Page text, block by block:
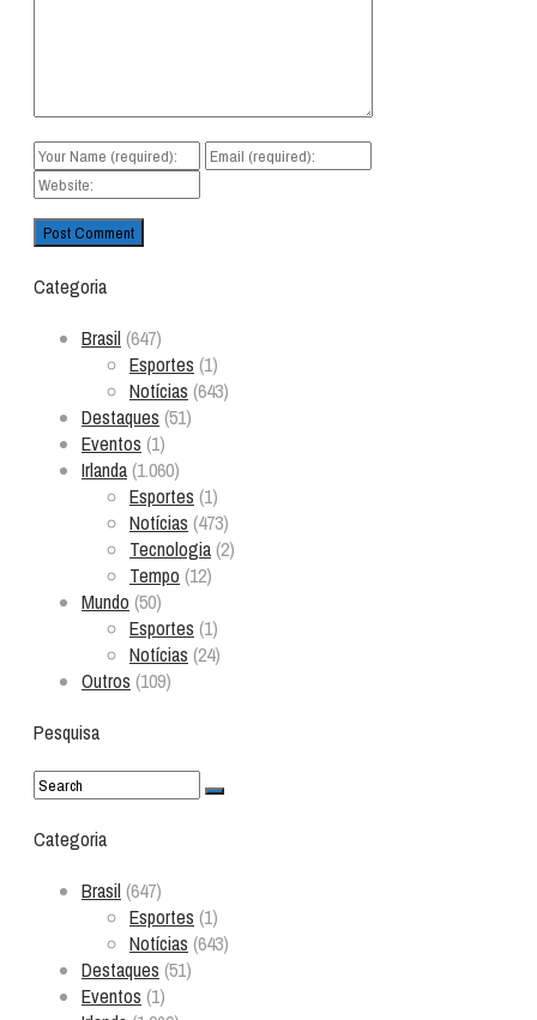
Categoria
Brasil (647)
Esportes (1)
Notícias (643)
Destaques (51)
Eventos (1)
Irlanda(1.060)
Esportes (1)
Notícias (473)
Tecnologia(2)
Tempo (12)
Mundo (50)
Esportes (1)
Notícias (24)
Outros (109)
Pesquisa
Categoria
Brasil (647)
Esportes (1)
Notícias (643)
Destaques (51)
Eventos (1)